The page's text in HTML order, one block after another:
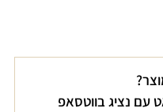
עם נציג בווטסאפ